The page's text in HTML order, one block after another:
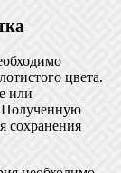
цвета.
или
Полученную
сохранения